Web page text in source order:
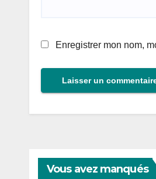
Enregistrer mon nom,
Vous avez manqués